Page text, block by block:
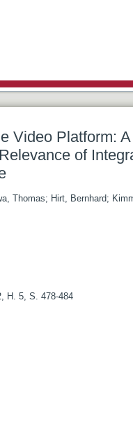
Clinical Practice
Video Platform: A
of
Thomas; Hirt, Bernhard;
H. 5, S. 478-484